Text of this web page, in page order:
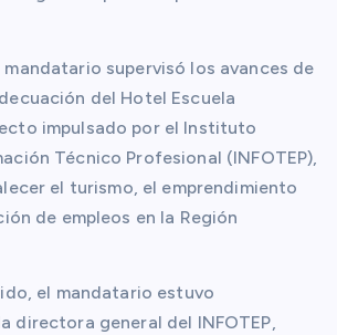
mandatario supervisó los avances de
del Hotel Escuela
impulsado por el Instituto
Técnico Profesional (INFOTEP),
el turismo, el emprendimiento
de empleos en la Región
el mandatario estuvo
directora general del INFOTEP,